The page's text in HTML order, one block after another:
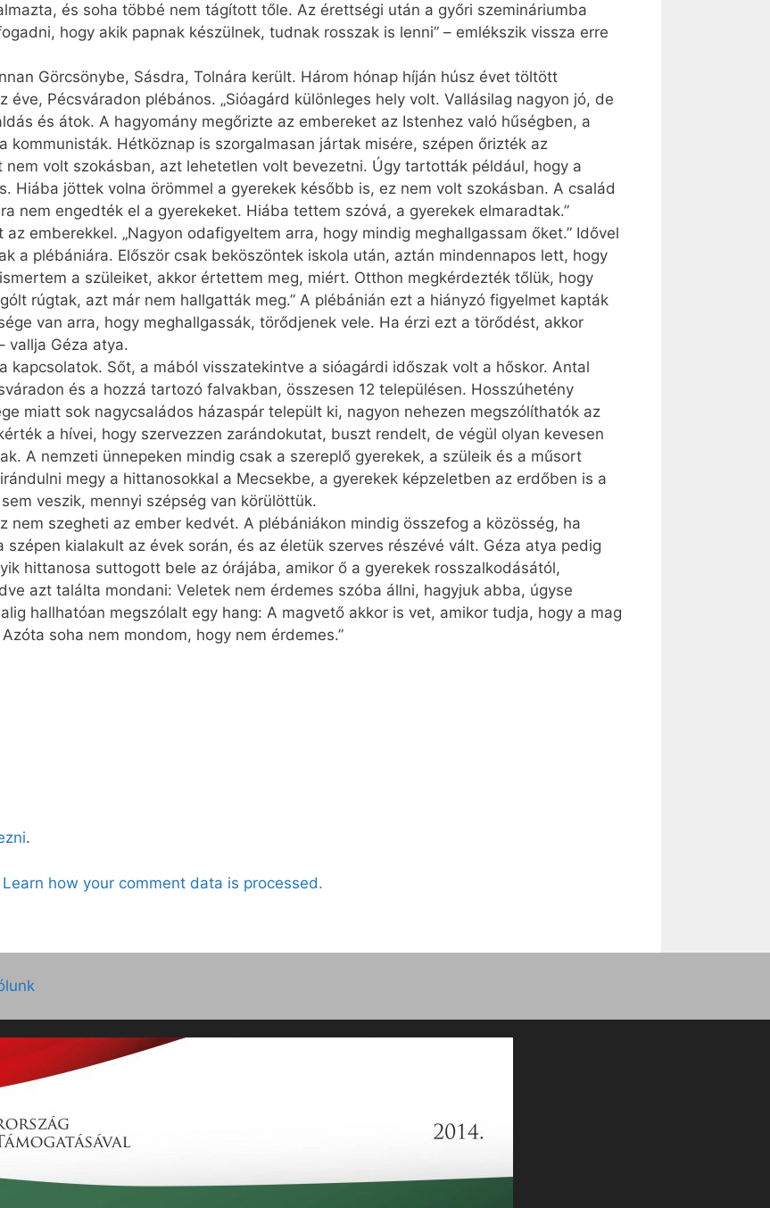
és soha többé nem tágított tőle. Az érettségi után a győri szemináriumba
hogy akik papnak készülnek, tudnak rosszak is lenni” – emlékszik vissza erre
Görcsönybe, Sásdra, Tolnára került. Három hónap híján húsz évet töltött
Pécsváradon plébános. „Sióagárd különleges hely volt. Vallásilag nagyon jó, de
és átok. A hagyomány megőrizte az embereket az Istenhez való hűségben, a
kommunisták. Hétköznap is szorgalmasan jártak misére, szépen őrizték az
volt szokásban, azt lehetetlen volt bevezetni. Úgy tartották például, hogy a
Hiába jöttek volna örömmel a gyerekek később is, ez nem volt szokásban. A család
nem engedték el a gyerekeket. Hiába tettem szóvá, a gyerekek elmaradtak.”
emberekkel. „Nagyon odafigyeltem arra, hogy mindig meghallgassam őket.” Idővel
a plébániára. Először csak beköszöntek iskola után, aztán mindennapos lett, hogy
a szüleiket, akkor értettem meg, miért. Otthon megkérdezték tőlük, hogy
rúgtak, azt már nem hallgatták meg.” A plébánián ezt a hiányzó figyelmet kapták
van arra, hogy meghallgassák, törődjenek vele. Ha érzi ezt a törődést, akkor
vallja Géza atya.
kapcsolatok. Sőt, a mából visszatekintve a sióagárdi időszak volt a hőskor. Antal
és a hozzá tartozó falvakban, összesen 12 településen. Hosszúhetény
miatt sok nagycsaládos házaspár települt ki, nagyon nehezen megszólíthatók az
a hívei, hogy szervezzen zarándokutat, buszt rendelt, de végül olyan kevesen
A nemzeti ünnepeken mindig csak a szereplő gyerekek, a szüleik és a műsort
megy a hittanosokkal a Mecsekbe, a gyerekek képzeletben az erdőben is a
veszik, mennyi szépség van körülöttük.
nem szegheti az ember kedvét. A plébániákon mindig összefog a közösség, ha
kialakult az évek során, és az életük szerves részévé vált. Géza atya pedig
hittanosa suttogott bele az órájába, amikor ő a gyerekek rosszalkodásától,
azt találta mondani: Veletek nem érdemes szóba állni, hagyjuk abba, úgyse
hallhatóan megszólalt egy hang: A magvető akkor is vet, amikor tudja, hogy a mag
soha nem mondom, hogy nem érdemes.”
.
Learn how your comment data is processed.